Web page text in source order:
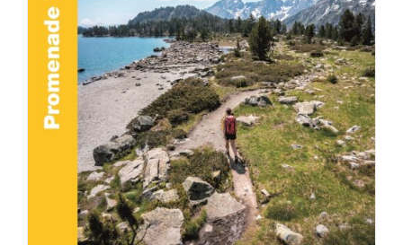
ACHETER LE PRODUIT / DÉTAILS